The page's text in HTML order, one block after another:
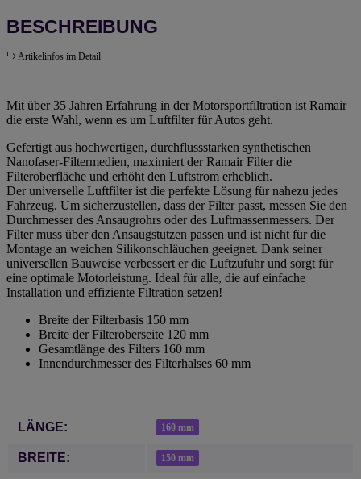
BESCHREIBUNG
Artikelinfos im Detail
Mit über 35 Jahren Erfahrung in der Motorsportfiltration ist Ramair
die erste Wahl, wenn es um Luftfilter für Autos geht.
Gefertigt aus hochwertigen, durchflussstarken synthetischen
Nanofaser-Filtermedien, maximiert der Ramair Filter die
Filteroberfläche und erhöht den Luftstrom erheblich.
Der universelle Luftfilter ist die perfekte Lösung für nahezu jedes
Fahrzeug. Um sicherzustellen, dass der Filter passt, messen Sie den
Durchmesser des Ansaugrohrs oder des Luftmassenmessers. Der
Filter muss über den Ansaugstutzen passen und ist nicht für die
Montage an weichen Silikonschläuchen geeignet. Dank seiner
universellen Bauweise verbessert er die Luftzufuhr und sorgt für
eine optimale Motorleistung. Ideal für alle, die auf einfache
Installation und effiziente Filtration setzen!
Breite der Filterbasis 150 mm
Breite der Filteroberseite 120 mm
Gesamtlänge des Filters 160 mm
Innendurchmesser des Filterhalses 60 mm
Produkteigenschaft
Wert
LÄNGE: 160 mm
BREITE: 150 mm